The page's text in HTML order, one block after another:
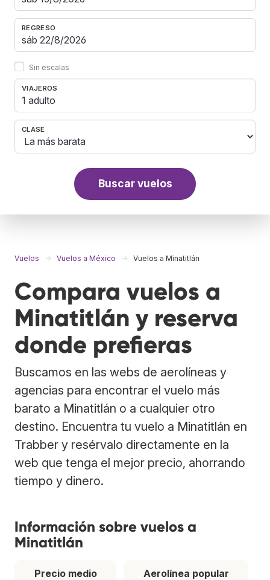
REGRESO
Sin escalas
VIAJEROS
1 adulto
CLASE
Buscar vuelos
Vuelos Vuelos a México Vuelos a Minatitlán
Compara vuelos a
Minatitlán y reserva
donde prefieras
Buscamos en las webs de aerolíneas y
agencias para encontrar el vuelo más
barato a Minatitlán o a cualquier otro
destino. Encuentra tu vuelo a Minatitlán en
Trabber y resérvalo directamente en la
web que tenga el mejor precio, ahorrando
tiempo y dinero.
Información sobre vuelos a
Minatitlán
Precio medio
Aerolínea popular